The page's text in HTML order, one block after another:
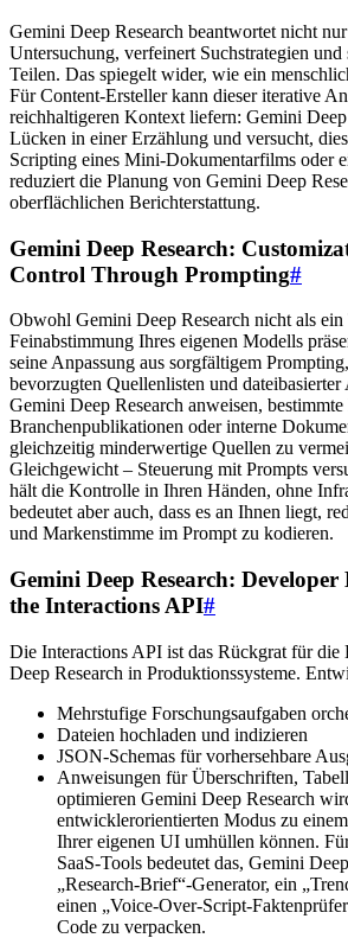
Gemini Deep Research beantwortet nicht
Untersuchung, verfeinert Suchstrategien und
Teilen. Das spiegelt wider, wie ein
Für Content-Ersteller kann dieser iterative
reichhaltigeren Kontext liefern: Gemini
Lücken in einer Erzählung und versucht,
Scripting eines Mini-Dokumentarfilms oder
reduziert die Planung von Gemini Deep
oberflächlichen Berichterstattung.
Gemini Deep Research:
Control Through Prompting#
Obwohl Gemini Deep Research nicht als
Feinabstimmung Ihres eigenen Modells
seine Anpassung aus sorgfältigem
bevorzugten Quellenlisten und
Gemini Deep Research anweisen, bestimmte
Branchenpublikationen oder interne
gleichzeitig minderwertige Quellen zu
Gleichgewicht – Steuerung mit Prompts
hält die Kontrolle in Ihren Händen, ohne
bedeutet aber auch, dass es an Ihnen liegt,
und Markenstimme im Prompt zu kodieren.
Gemini Deep Research: Developer
the Interactions API#
Die Interactions API ist das Rückgrat für die
Deep Research in Produktionssysteme.
Mehrstufige Forschungsaufgaben
Dateien hochladen und indizieren
JSON-Schemas für vorhersehbare
Anweisungen für Überschriften,
optimieren Gemini Deep Research
entwicklerorientierten Modus zu
Ihrer eigenen UI umhüllen können.
SaaS-Tools bedeutet das, Gemini
„Research-Brief“-Generator, ein
einen „Voice-Over-Script-
Code zu verpacken.